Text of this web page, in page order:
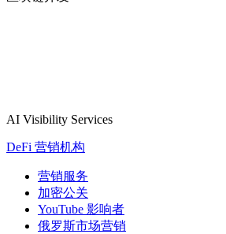
AI Visibility Services
DeFi 营销机构
营销服务
加密公关
YouTube 影响者
俄罗斯市场营销